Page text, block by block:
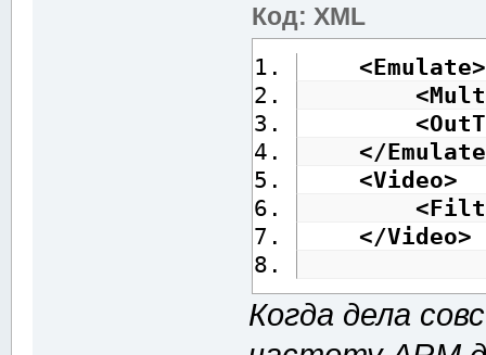
Код: XML
<Emulate>
</Emulate
<Video>
</Video>
Когда дела